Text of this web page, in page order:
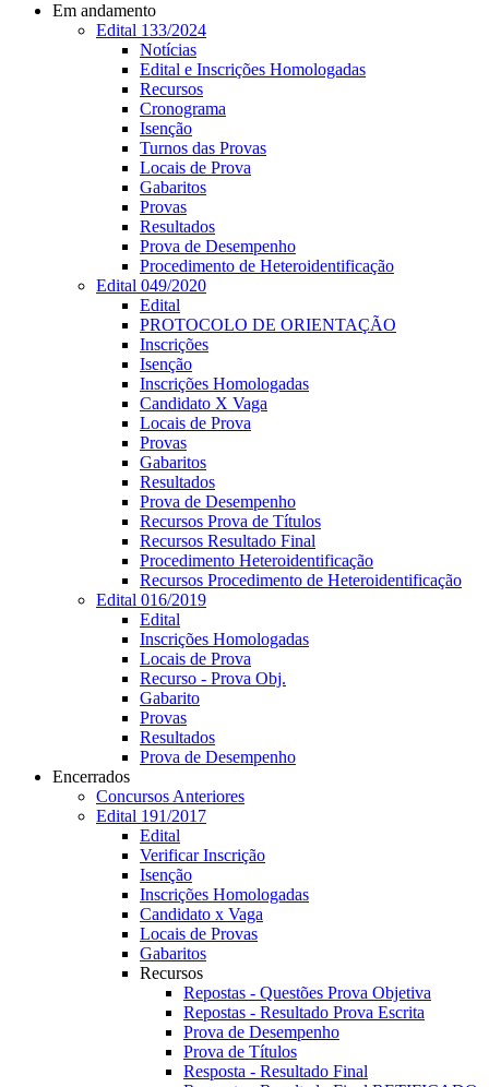
Em andamento
Edital 133/2024
Notícias
Edital e Inscrições Homologadas
Recursos
Cronograma
Isenção
Turnos das Provas
Locais de Prova
Gabaritos
Provas
Resultados
Prova de Desempenho
Procedimento de Heteroidentificação
Edital 049/2020
Edital
PROTOCOLO DE ORIENTAÇÃO
Inscrições
Isenção
Inscrições Homologadas
Candidato X Vaga
Locais de Prova
Provas
Gabaritos
Resultados
Prova de Desempenho
Recursos Prova de Títulos
Recursos Resultado Final
Procedimento Heteroidentificação
Recursos Procedimento de Heteroidentificação
Edital 016/2019
Edital
Inscrições Homologadas
Locais de Prova
Recurso - Prova Obj.
Gabarito
Provas
Resultados
Prova de Desempenho
Encerrados
Concursos Anteriores
Edital 191/2017
Edital
Verificar Inscrição
Isenção
Inscrições Homologadas
Candidato x Vaga
Locais de Provas
Gabaritos
Recursos
Repostas - Questões Prova Objetiva
Repostas - Resultado Prova Escrita
Prova de Desempenho
Prova de Títulos
Resposta - Resultado Final